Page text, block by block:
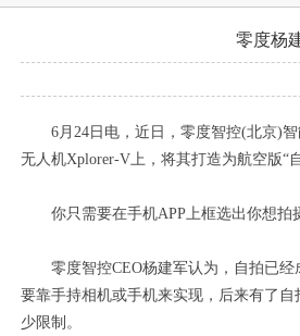
零度杨
6月24日电，近日，零度智控(北京)智
无人机Xplorer-V上，将其打造为航空版“
你只需要在手机APP上框选出你想拍
零度智控CEO杨建军认为，自拍已经
要靠手持相机或手机来实现，后来有了
少限制。